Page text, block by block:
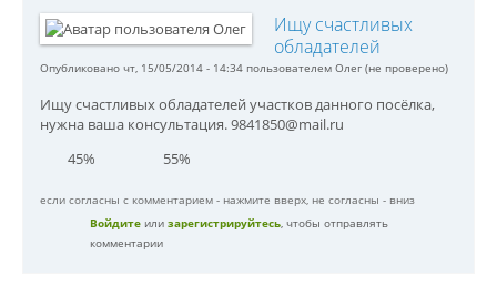
Ищу счастливых
обладателей
Опубликовано чт, 15/05/2014 - 14:34 пользователем Олег (не проверено)
Ищу счастливых обладателей участков данного посёлка,
нужна ваша консультация. 9841850@mail.ru
45%
55%
если согласны с комментарием - нажмите вверх, не согласны - вниз
Войдите или зарегистрируйтесь , чтобы отправлять
комментарии